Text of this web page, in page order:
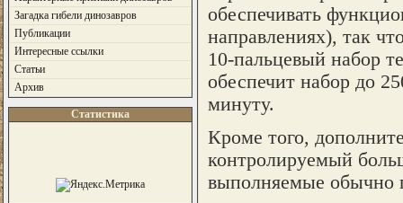
Загадка гибели динозавров
Публикации
Интересные ссылки
Статьи
Архив
Статистика
обеспечивать
направлениях), так
10-пальцевый набор
обеспечит набор до
минуту.
Кроме того,
контролируемый
выполняемые